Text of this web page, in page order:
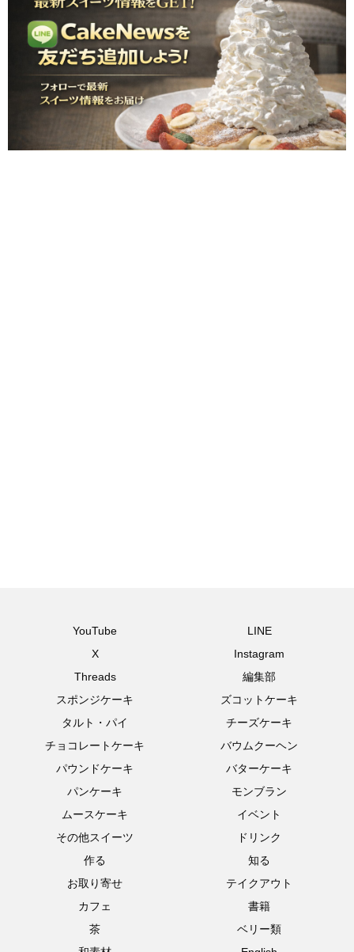
YouTube
LINE
X
Instagram
Threads
編集部
スポンジケーキ
ズコットケーキ
タルト・パイ
チーズケーキ
チョコレートケーキ
バウムクーヘン
パウンドケーキ
バターケーキ
パンケーキ
モンブラン
ムースケーキ
イベント
その他スイーツ
ドリンク
作る
知る
お取り寄せ
テイクアウト
カフェ
書籍
茶
ベリー類